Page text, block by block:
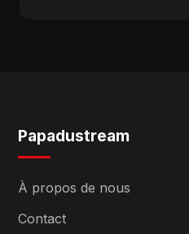
Papadustream
À propos de nous
Contact